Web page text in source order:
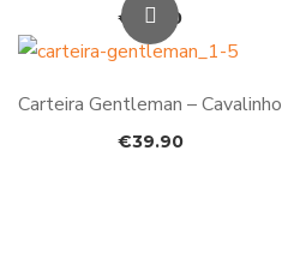
€ 53.90
Carteira Gentleman – Cavalinho
€39.90